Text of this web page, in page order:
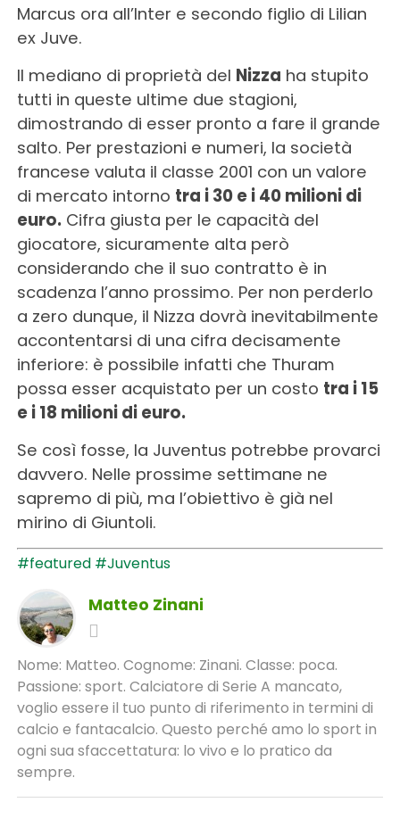
Marcus ora all’Inter e secondo figlio di Lilian
ex Juve.
Il mediano di proprietà del Nizza ha stupito
tutti in queste ultime due stagioni,
dimostrando di esser pronto a fare il grande
salto. Per prestazioni e numeri, la società
francese valuta il classe 2001 con un valore
di mercato intorno tra i 30 e i 40 milioni di
euro. Cifra giusta per le capacità del
giocatore, sicuramente alta però
considerando che il suo contratto è in
scadenza l’anno prossimo. Per non perderlo
a zero dunque, il Nizza dovrà inevitabilmente
accontentarsi di una cifra decisamente
inferiore: è possibile infatti che Thuram
possa esser acquistato per un costo tra i 15
e i 18 milioni di euro.
Se così fosse, la Juventus potrebbe provarci
davvero. Nelle prossime settimane ne
sapremo di più, ma l’obiettivo è già nel
mirino di Giuntoli.
#featured #Juventus
Matteo Zinani
Nome: Matteo. Cognome: Zinani. Classe: poca.
Passione: sport. Calciatore di Serie A mancato,
voglio essere il tuo punto di riferimento in termini di
calcio e fantacalcio. Questo perché amo lo sport in
ogni sua sfaccettatura: lo vivo e lo pratico da
sempre.